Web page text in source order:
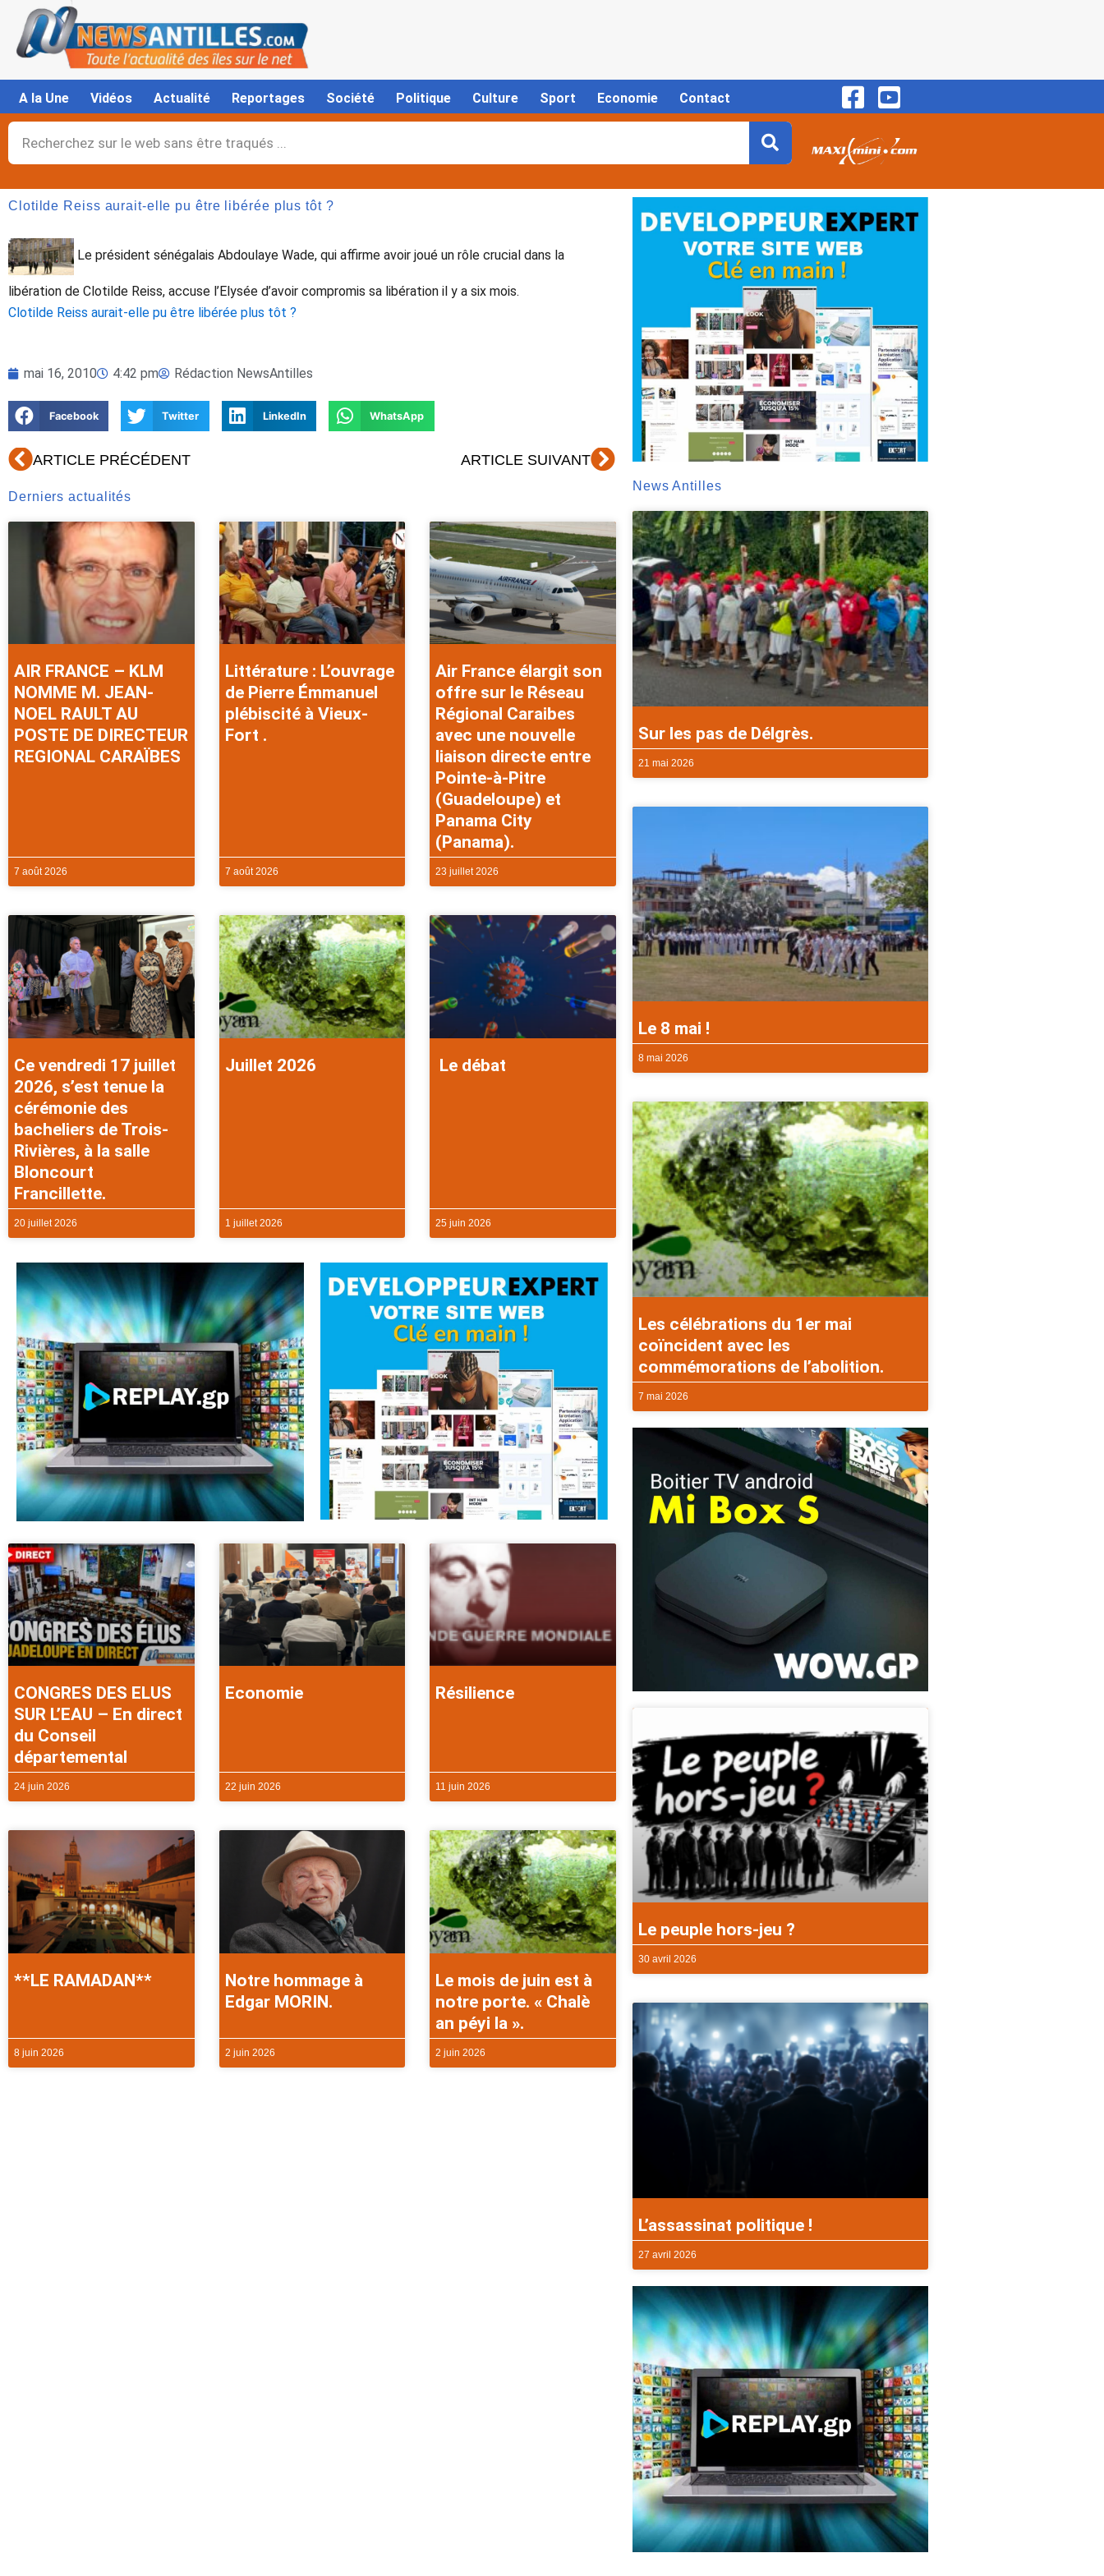
contenu
A la Une Vidéos Actualité Reportages Société Politique Culture Sport Economie Contact
Rechercher
Clotilde Reiss aurait-elle pu être libérée plus tôt ?
Le président sénégalais Abdoulaye Wade, qui affirme avoir joué un rôle crucial dans la
libération de Clotilde Reiss, accuse l’Elysée d’avoir compromis sa libération il y a six mois.
Clotilde Reiss aurait-elle pu être libérée plus tôt ?
mai 16, 2010 4:42 pm Rédaction NewsAntilles
Facebook Twitter LinkedIn WhatsApp
Précédent
ARTICLE PRÉCÉDENT ARTICLE SUIVANTSuivant
Derniers actualités
AIR FRANCE – KLM
NOMME M. JEAN-
NOEL RAULT AU
POSTE DE DIRECTEUR
REGIONAL CARAÏBES
7 août 2026
Littérature : L’ouvrage
de Pierre Émmanuel
plébiscité à Vieux-
Fort .
7 août 2026
Air France élargit son
offre sur le Réseau
Régional Caraibes
avec une nouvelle
liaison directe entre
Pointe-à-Pitre
(Guadeloupe) et
Panama City
(Panama).
23 juillet 2026
Ce vendredi 17 juillet
2026, s’est tenue la
cérémonie des
bacheliers de Trois-
Rivières, à la salle
Bloncourt
Francillette.
20 juillet 2026
Juillet 2026
1 juillet 2026
Le débat
25 juin 2026
CONGRES DES ELUS
SUR L’EAU – En direct
du Conseil
départemental
24 juin 2026
Economie
22 juin 2026
Résilience
11 juin 2026
**LE RAMADAN**
8 juin 2026
Notre hommage à
Edgar MORIN.
2 juin 2026
Le mois de juin est à
notre porte. « Chalè
an péyi la ».
2 juin 2026
News Antilles
Sur les pas de Délgrès.
21 mai 2026
Le 8 mai !
8 mai 2026
Les célébrations du 1er mai
coïncident avec les
commémorations de l’abolition.
7 mai 2026
Le peuple hors-jeu ?
30 avril 2026
L’assassinat politique !
27 avril 2026